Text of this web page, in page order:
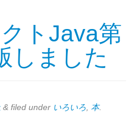
クトJava第
しました
& filed under いろいろ 本.